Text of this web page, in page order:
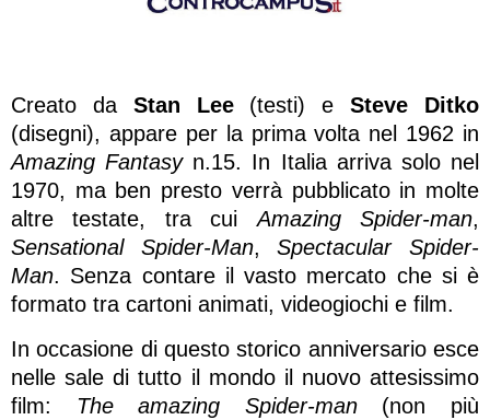
Creato da Stan Lee(testi) eSteve Ditko
(disegni), appare per la prima volta nel 1962 in
Amazing Fantasyn.15. In Italia arriva solo nel
1970, ma ben presto verrà pubblicato in molte
altre testate, tra cuiAmazing Spider-man,
Sensational Spider-Man,Spectacular Spider-
Man. Senza contare il vasto mercato che si è
formato tra cartoni animati, videogiochi e film.
In occasione di questo storico anniversario esce
nelle sale di tutto il mondo il nuovo attesissimo
film:
The amazing Spider-man(non più